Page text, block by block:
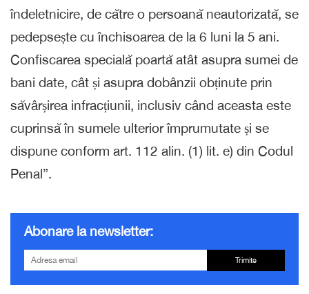
îndeletnicire, de către o persoană neautorizată, se
pedepsește cu închisoarea de la 6 luni la 5 ani.
Confiscarea specială poartă atât asupra sumei de
bani date, cât și asupra dobânzii obținute prin
săvârșirea infracțiunii, inclusiv când aceasta este
cuprinsă în sumele ulterior împrumutate și se
dispune conform art. 112 alin. (1) lit. e) din Codul
Penal”.
Abonare la newsletter:
Trimite